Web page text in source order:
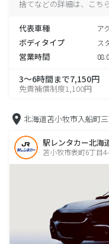
捨てなどの詳細は、こち
代表車種 ア
ボディタイプ ス
営業時間
3～6時間まで7,150円
免責補償制度1,100円
北海道苫小牧市入船町
駅レンタカー北海
苫小牧市表町6丁目